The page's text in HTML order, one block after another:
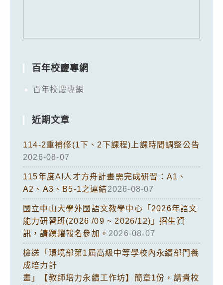
百年校慶專網
百年校慶專網
近期文章
114-2重補修(1下、2下課程)上課時間調整公告
2026-08-07
115年度AI人才方舟計畫需完成研習：A1、
A2、A3、B5-1之連結2026-08-07
國立中山大學外國語文教學中心「2026年語文
能力研習班(2026 /09 ~ 2026/12)」招生資
訊，請踴躍報名參加。 2026-08-07
檢送「環境部第1屆高級中等學校內永續部門養
成培力計
畫」【教師培力永續工作坊】簡章1份，請貴校